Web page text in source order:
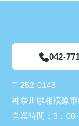
042-
〒252-0143
神奈川県相模原
営業時間： 9：00